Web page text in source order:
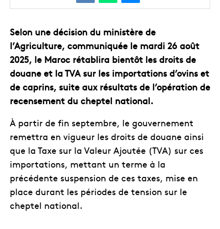
Selon une décision du ministère de
l’Agriculture, communiquée le mardi 26 août
2025, le Maroc rétablira bientôt les droits de
douane et la TVA sur les importations d’ovins et
de caprins, suite aux résultats de l’opération de
recensement du cheptel national.
À partir de fin septembre, le gouvernement
remettra en vigueur les droits de douane ainsi
que la Taxe sur la Valeur Ajoutée (TVA) sur ces
importations, mettant un terme à la
précédente suspension de ces taxes, mise en
place durant les périodes de tension sur le
cheptel national.